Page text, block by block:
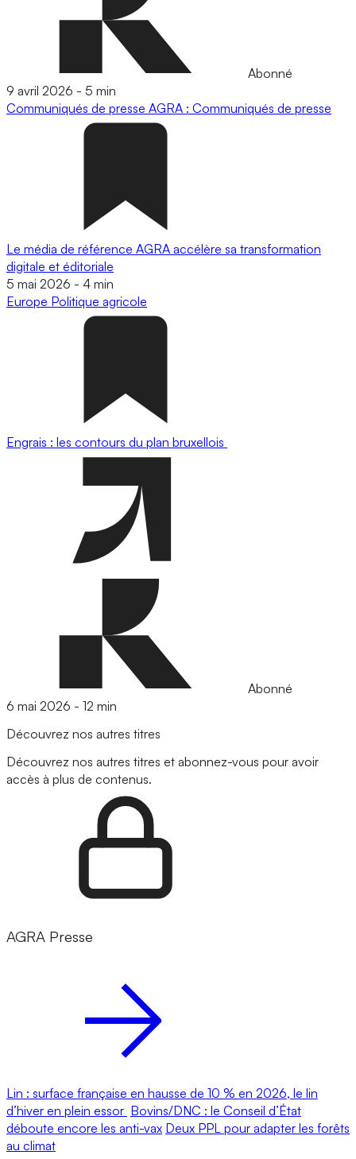
Abonné
9 avril 2026 - 5 min
Communiqués de presse AGRA : Communiqués de presse
Le média de référence AGRA accélère sa transformation
digitale et éditoriale
5 mai 2026 - 4 min
Europe Politique agricole
Engrais : les contours du plan bruxellois
Abonné
6 mai 2026 - 12 min
Découvrez nos autres titres
Découvrez nos autres titres et abonnez-vous pour avoir
accès à plus de contenus.
AGRA Presse
Lin : surface française en hausse de 10 % en 2026, le lin
d’hiver en plein essor Bovins/DNC : le Conseil d’État
déboute encore les anti-vax Deux PPL pour adapter les forêts
au climat